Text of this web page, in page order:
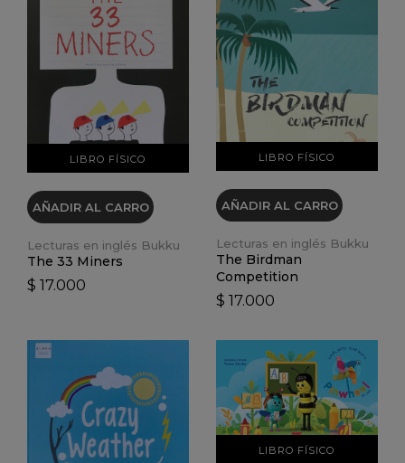
LIBRO FÍSICO
VER DETALLES
AÑADIR AL CARRO
Lecturas en inglés Bukku
The 33 Miners
$ 17.000
LIBRO FÍSICO
VER DETALLES
AÑADIR AL CARRO
Lecturas en inglés Bukku
The Birdman
Competition
$ 17.000
VER DETALLES LIBRO FÍSICO
VER DETALLES